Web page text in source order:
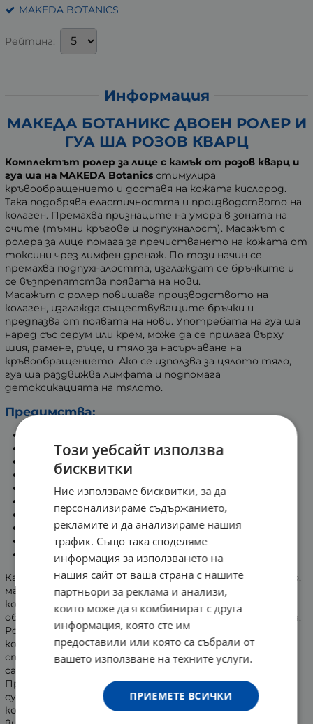
MAKEDA BOTANICS
Рейтинг:
Информация
МАКЕДА БОТАНИКС ДВОЕН РОЛЕР И
ГУА ША РОЗОВ КВАРЦ
Комплектът ролер за лице с камък от розов кварц и
гуа ша на MAKEDA Botanics стимулира
кръвообращението и доставя на кожата кислород.
Така подобрява еластичността и производството на
колаген. Премахва признаците на умора в зоната на
очите (тъмни кръгове и подпухналост). Масажът с
ролера за лице помага за пречистването на кожата от
токсини чрез лимфен дренаж. По този начин се
премахва подпухналостта, изглаждат се бръчките и
се възпрепятства появата на нови.
Масажът с ролер повишава производството на
колаген, изглажда съществуващите бръчки и
предпазва от появата на нови. Употребата на гуа ша
наред със серум или крем, може да се прилага върху
шия, рамене, ръце, и тяло за насърчаване на
кръвообращението. Ако се използва за цялото тяло,
гуа ша раздвижва лимфата и подпомага
детоксикацията на тялото.
Предимства:
Стимулира лимфния дренаж.
Стимулира кръвообращението.
Изглажда фините линии и бръчки.
Свива разширените пори.
Стимулира обновяването на клетките.
Намалява болката в мускулите.
Помага при главоболие и стрес.
Освобождава положителна енергия-
Камък от розов кварц.
Камъкът от розов кварц е богат на минерали (желязо,
магнезий и други), намаляващи възпаленията по
кожата. Те помагат за регенерацията на клетките,
облекчават вредните лъчения и намаляват бръчките.
Розовият кварц е известен с мощните си вибрации,
които привличат позитивните емоции. Намалява
стреса, възстановява увереността и повишава
самочувствието.
При редовен масаж с ролер за лице, пет минути
сутрин и/или вечер, се подобрява снабдяването на
кожата с кислород. Кожата добива свеж и младежки
Този уебсайт използва
бисквитки
Ние използваме бисквитки, за да
персонализираме съдържанието,
рекламите и да анализираме нашия
трафик. Също така споделяме
информация за използването на
нашия сайт от ваша страна с нашите
партньори за реклама и анализи,
които може да я комбинират с друга
информация, която сте им
предоставили или която са събрали от
вашето използване на техните услуги.
ПРИЕМЕТЕ ВСИЧКИ